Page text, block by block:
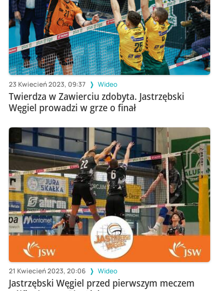
23 Kwiecień 2023, 09:37 Wideo
Twierdza w Zawierciu zdobyta. Jastrzębski
Węgiel prowadzi w grze o finał
21 Kwiecień 2023, 20:06 Wideo
Jastrzębski Węgiel przed pierwszym meczem